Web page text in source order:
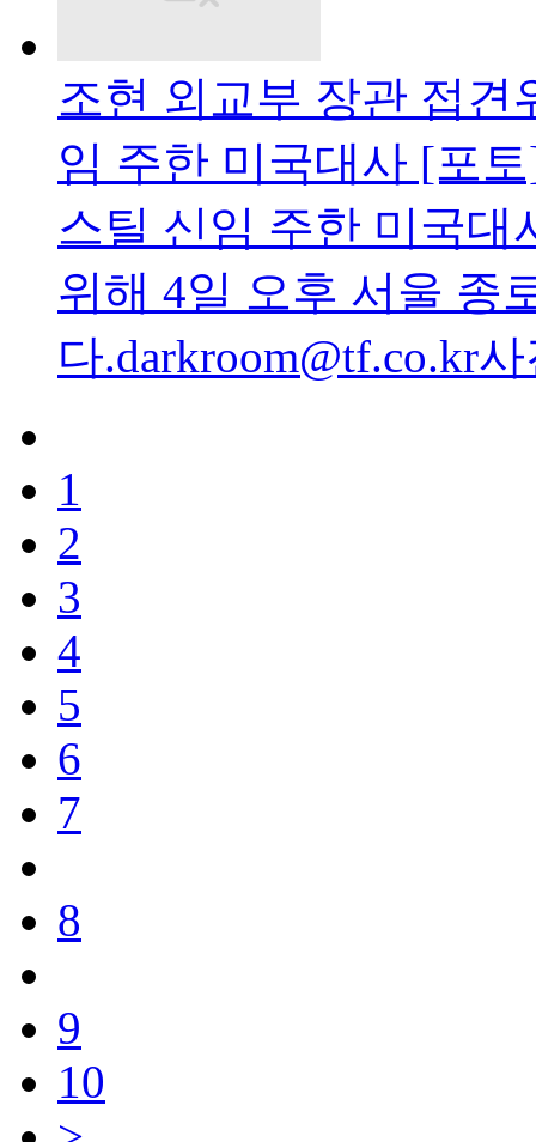
조현 외교부 장관 접견
임 주한 미국대사 [포
스틸 신임 주한 미국대
위해 4일 오후 서울 종
다.darkroom@tf.co.kr
1
2
3
4
5
6
7
8
9
10